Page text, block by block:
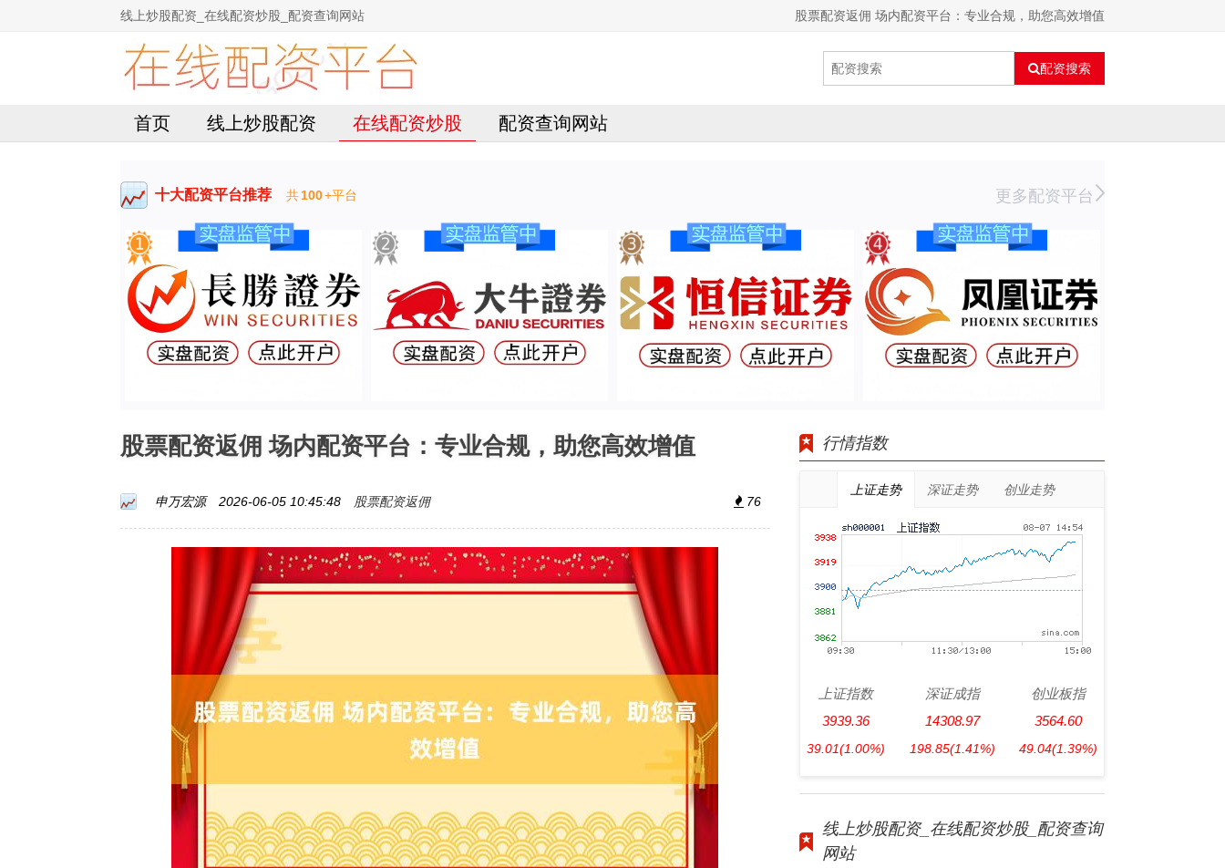
线上炒股配资_在线配资炒股_配资查询网站 股票配资返佣 场内配资平台：专业合规，助您高效增值
配资搜索
首页 线上炒股配资 在线配资炒股 配资查询网站
十大配资平台推荐 共100+平台 更多配资平台
股票配资返佣 场内配资平台：专业合规，助您高效增值
申万宏源 2026-06-05 10:45:48 股票配资返佣 76
行情指数
上证走势 深证走势 创业走势
上证指数
3939.36
39.01(1.00%)
深证成指
14308.97
198.85(1.41%)
创业板指
3564.60
49.04(1.39%)
线上炒股配资_在线配资炒股_配资查询
网站